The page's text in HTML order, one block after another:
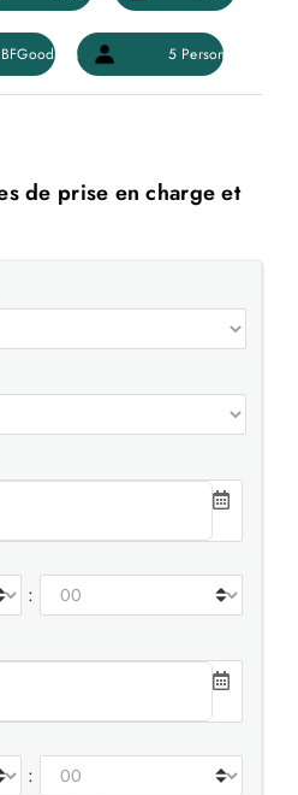
de prise en charge et
:
: